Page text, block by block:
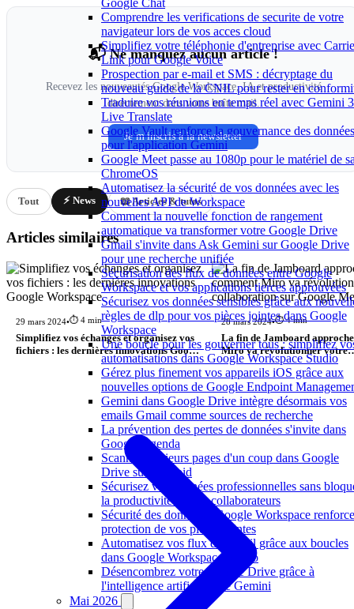
Google Chat
Comprendre les verifications de securite de votre
navigateur lors de vos acces cloud
Simplifiez votre téléphonie d'entreprise avec
Link pour Google Voice
Prospection par e-mail et SMS : décryptage du
nouveau guide de la CNIL pour rester en
Traduire vos réunions en temps réel avec Gemini
Live Translate
Google Vault renforce la gouvernance des données
pour l'application Gemini
Google Meet passe au 1080p pour le matériel de
ChromeOS
Automatisez la sécurité de vos données avec les
nouvelles API de Workspace
Comment la nouvelle fonction de rangement
automatique va transformer votre Google Drive
Gmail s'invite dans Ask Gemini sur Google Drive
pour une recherche unifiée
Sécurisation des flux de données entre Google
Workspace et vos applications tierces approuvées
Sécurisez vos données sensibles grâce aux
règles de dlp pour vos pièces jointes dans Google
Workspace
Une boucle pour les gouverner tous : simplifiez
automatisations dans Google Workspace Studio
Gérez plus finement vos appareils iOS grâce aux
nouvelles options de Google Endpoint
Gemini dans Google Drive intègre désormais vos
emails Gmail comme sources de recherche
La prévention des pertes de données s'invite dans
Google Agenda
Scanner plusieurs pages d'un coup dans Google
Drive sur Android
Sécurisez vos données professionnelles sans
la productivité de vos collaborateurs
Sécurité des données : Google Workspace
protection de vos pièces jointes
Automatisez vos flux de travail grâce aux boucles
dans Google Workspace Studio
Désencombrez votre Google Drive grâce à
l'intelligence artificielle de Gemini
Mai 2026
📬 Ne manquez aucun article !
Recevez les nouveautés Google Workspace, IA et productivité
directement dans votre boîte mail.
Je m'inscris à la newsletter
Tout ⚡ News 📖 Articles & tutos
Articles similaires
29 mars 2024•⏱️ 4 min
Simplifiez vos échanges et organisez vos
fichiers : les dernières innovations Google
28 mars 2024•⏱️ 4 min
La fin de Jamboard
Miro va révolutionner votre
collaboration sur Google